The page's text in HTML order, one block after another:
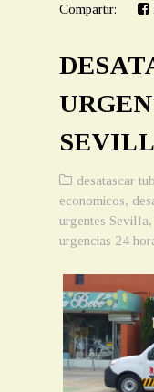
Compartir:
desatascar
economicos,
urgentes Sevilla,
urgencias 24